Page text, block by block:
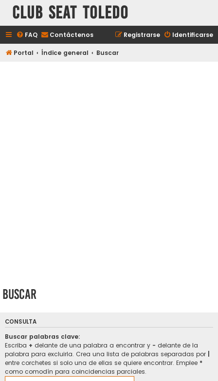
Club Seat Toledo
FAQ Contáctenos Identificarse
Registrarse
Portal Índice general Buscar
Buscar
CONSULTA
Buscar palabras clave:
Escriba + delante de una palabra a encontrar y - delante de la
palabra para excluirla. Crea una lista de palabras separadas por
entre corchetes si solo una de ellas se quiere encontrar. Emplee *
como comodín para coincidencias parciales.